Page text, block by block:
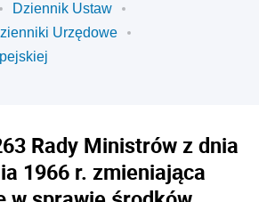
Dziennik Ustaw
Urzędowe
Rady Ministrów z dnia
1966 r. zmieniająca